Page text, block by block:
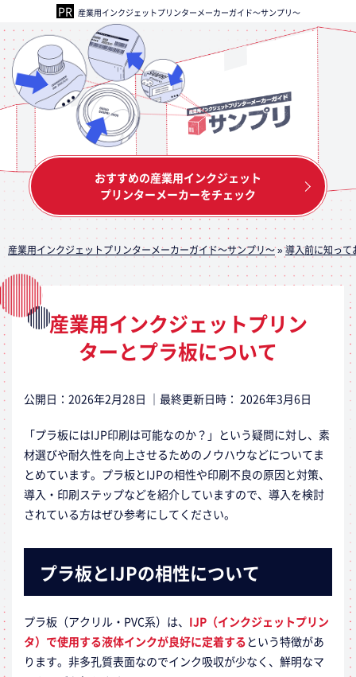
産業用インクジェットプリンターメーカーガイド～サンプリ～
おすすめの産業用インクジェット
プリンターメーカーをチェック
産業用インクジェットプリンターメーカーガイド～サンプリ～»導入前に知って
産業用インクジェットプリン
ターとプラ板について
公開日： 2026年2月28日 ｜最終更新日時： 2026年3月6日
「プラ板にはIJP印刷は可能なのか？」という疑問に対し、素
材選びや耐久性を向上させるためのノウハウなどについてま
とめています。プラ板とIJPの相性や印刷不良の原因と対策、
導入・印刷ステップなどを紹介していますので、導入を検討
されている方はぜひ参考にしてください。
プラ板とIJPの相性について
プラ板（アクリル・PVC系）は、 IJP（インクジェットプリン
タ）で使用する液体インクが良好に定着するという特徴があ
ります。非多孔質表面なのでインク吸収が少なく、鮮明なマ